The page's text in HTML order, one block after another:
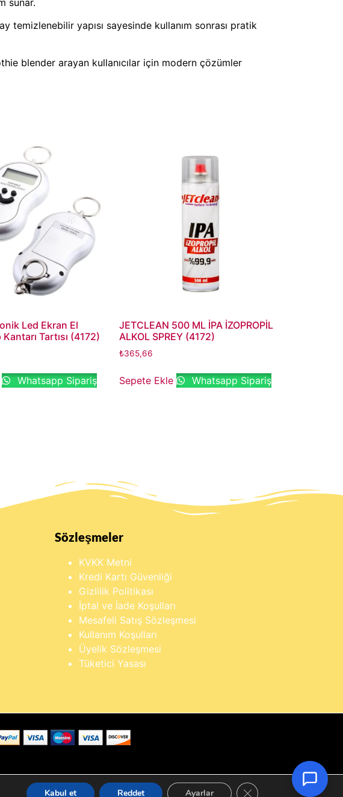
yapısı sayesinde kullanım sonrası pratik
blender arayan kullanıcılar için modern çözümler
Led Ekran El
Tartısı (4172)
Whatsapp Sipariş
JETCLEAN 500 ML İPA İZOPROPİL
ALKOL SPREY (4172)
₺365,66
Sepete Ekle Whatsapp Sipariş
Sözleşmeler
KVKK Metni
Kredi Kartı Güvenliği
Gizlilik Politikası
İptal ve İade Koşulları
Mesafeli Satış Sözleşmesi
Kullanım Koşulları
Üyelik Sözleşmesi
Tüketici Yasası
Kabul et Reddet Ayarlar GDPR çerez şeridini